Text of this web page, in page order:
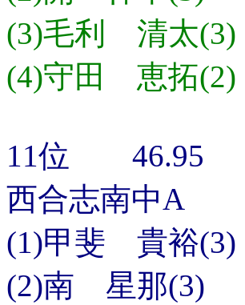
(3)毛利 清太(3)
(4)守田 恵拓(2)
11位 46.95
西合志南中A
(1)甲斐 貴裕(3)
(2)南 星那(3)